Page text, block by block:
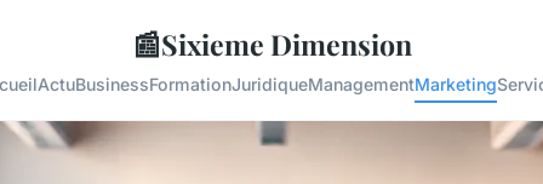
📰Sixieme Dimension
ActuBusinessFormationJuridiqueManagementMarketing